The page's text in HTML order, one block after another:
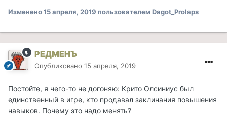
Изменено15 апреля, 2019 пользователем Dagot_Prolaps
РЕДМЕНЪ
Опубликовано 15 апреля, 2019
Постойте, я чего-то не догоняю: Крито Олсиниус был
единственный в игре, кто продавал заклинания повышения
навыков. Почему это надо менять?